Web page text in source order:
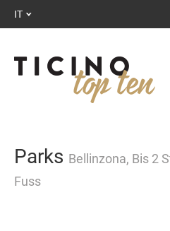
IT
Parks Bellinzona, Bis 2
Fuss